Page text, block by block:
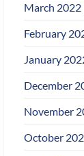
March 2022
February
January
December
November
October